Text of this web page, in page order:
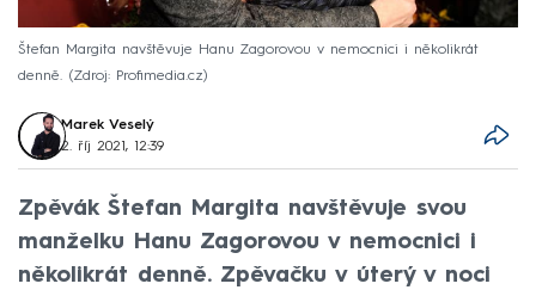
Štefan Margita navštěvuje Hanu Zagorovou v nemocnici i několikrát
denně.
Zdroj: Profimedia.cz
Marek Veselý
2. říj 2021, 12:39
Zpěvák Štefan Margita navštěvuje svou
manželku Hanu Zagorovou v nemocnici i
několikrát denně. Zpěvačku v úterý v noci